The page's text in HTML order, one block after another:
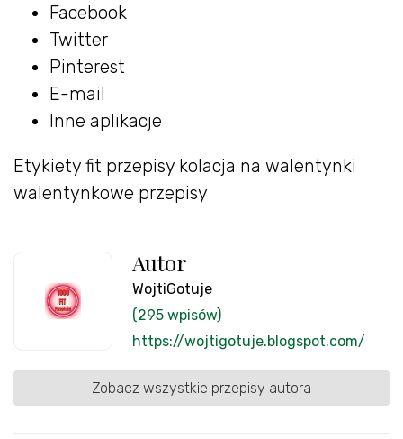
Facebook
Twitter
Pinterest
E-mail
Inne aplikacje
Etykiety fit przepisy kolacja na walentynki
walentynkowe przepisy
Autor
WojtiGotuje
(295 wpisów)
https://wojtigotuje.blogspot.com/
Zobacz wszystkie przepisy autora